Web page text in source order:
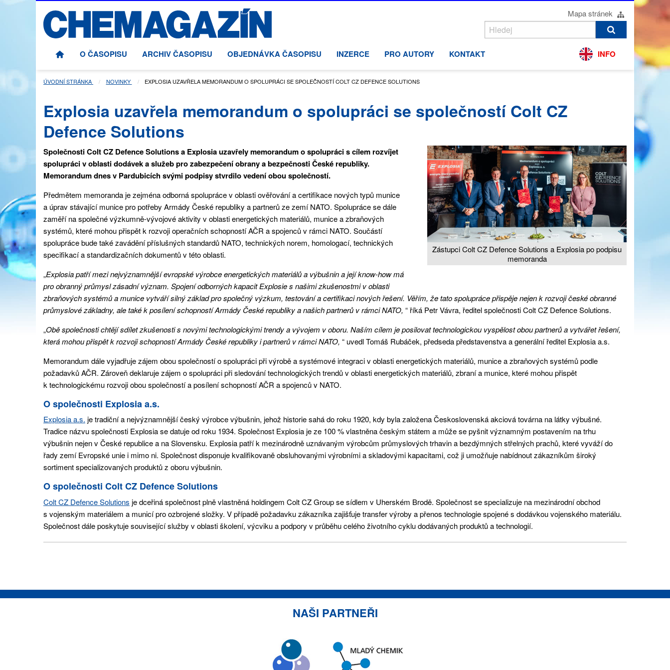
Mapa stránek
O ČASOPISU ARCHIV ČASOPISU OBJEDNÁVKA ČASOPISU INZERCE PRO AUTORY KONTAKT INFO
ÚVODNÍ STRÁNKA NOVINKY AKTUÁLNÍ STRÁNKA:
EXPLOSIA UZAVŘELA MEMORANDUM O SPOLUPRÁCI SE SPOLEČNOSTÍ COLT CZ DEFENCE SOLUTIONS
Explosia uzavřela memorandum o spolupráci se společností Colt CZ
Defence Solutions
Zástupci Colt CZ Defence Solutions a Explosia po podpisu
memoranda
Společnosti Colt CZ Defence Solutions a Explosia uzavřely memorandum o spolupráci s cílem rozvíjet
spolupráci v oblasti dodávek a služeb pro zabezpečení obrany a bezpečnosti České republiky.
Memorandum dnes v Pardubicích svými podpisy stvrdilo vedení obou společností.
Předmětem memoranda je zejména odborná spolupráce v oblasti ověřování a certifikace nových typů munice
a úprav stávající munice pro potřeby Armády České republiky a partnerů ze zemí NATO. Spolupráce se dále
zaměří na společné výzkumně-vývojové aktivity v oblasti energetických materiálů, munice a zbraňových
systémů, které mohou přispět k rozvoji operačních schopností AČR a spojenců v rámci NATO. Součástí
spolupráce bude také zavádění příslušných standardů NATO, technických norem, homologací, technických
specifikací a standardizačních dokumentů v této oblasti.
„Explosia patří mezi nejvýznamnější evropské výrobce energetických materiálů a výbušnin a její know-how má
pro obranný průmysl zásadní význam. Spojení odborných kapacit Explosie s našimi zkušenostmi v oblasti
zbraňových systémů a munice vytváří silný základ pro společný výzkum, testování a certifikaci nových řešení. Věřím, že tato spolupráce přispěje nejen k rozvoji české obranné
průmyslové základny, ale také k posílení schopností Armády České republiky a našich partnerů v rámci NATO, “ říká Petr Vávra, ředitel společnosti Colt CZ Defence Solutions.
„Obě společnosti chtějí sdílet zkušenosti s novými technologickými trendy a vývojem v oboru. Naším cílem je posilovat technologickou vyspělost obou partnerů a vytvářet řešení,
která mohou přispět k rozvoji schopností Armády České republiky i partnerů v rámci NATO, “ uvedl Tomáš Rubáček, předseda představenstva a generální ředitel Explosia a.s.
Memorandum dále vyjadřuje zájem obou společností o spolupráci při výrobě a systémové integraci v oblasti energetických materiálů, munice a zbraňových systémů podle
požadavků AČR. Zároveň deklaruje zájem o spolupráci při sledování technologických trendů v oblasti energetických materiálů, zbraní a munice, které mohou přispět
k technologickému rozvoji obou společností a posílení schopností AČR a spojenců v NATO.
O společnosti Explosia a.s.
Explosia a.s. je tradiční a nejvýznamnější český výrobce výbušnin, jehož historie sahá do roku 1920, kdy byla založena Československá akciová továrna na látky výbušné.
Tradice názvu společnosti Explosia se datuje od roku 1934. Společnost Explosia je ze 100 % vlastněna českým státem a může se pyšnit významným postavením na trhu
výbušnin nejen v České republice a na Slovensku. Explosia patří k mezinárodně uznávaným výrobcům průmyslových trhavin a bezdýmných střelných prachů, které vyváží do
řady zemí Evropské unie i mimo ni. Společnost disponuje kvalifikovaně obsluhovanými výrobními a skladovými kapacitami, což ji umožňuje nabídnout zákazníkům široký
sortiment specializovaných produktů z oboru výbušnin.
O společnosti Colt CZ Defence Solutions
Colt CZ Defence Solutions je dceřiná společnost plně vlastněná holdingem Colt CZ Group se sídlem v Uherském Brodě. Společnost se specializuje na mezinárodní obchod
s vojenským materiálem a municí pro ozbrojené složky. V případě požadavku zákazníka zajišťuje transfer výroby a přenos technologie spojené s dodávkou vojenského materiálu.
Společnost dále poskytuje související služby v oblasti školení, výcviku a podpory v průběhu celého životního cyklu dodávaných produktů a technologií.
NAŠI PARTNEŘI